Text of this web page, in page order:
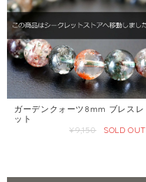
ガーデンクォーツ8mm ブレスレ
ット
¥9,150
SOLD OUT